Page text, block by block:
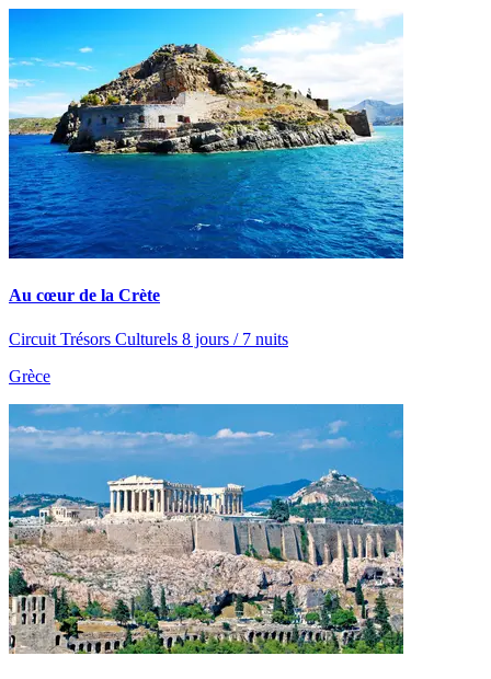
Au cœur de la Crète
Circuit Trésors Culturels 8 jours / 7 nuits
Grèce